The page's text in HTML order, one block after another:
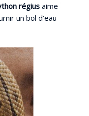
régiusaime
un bol d’eau